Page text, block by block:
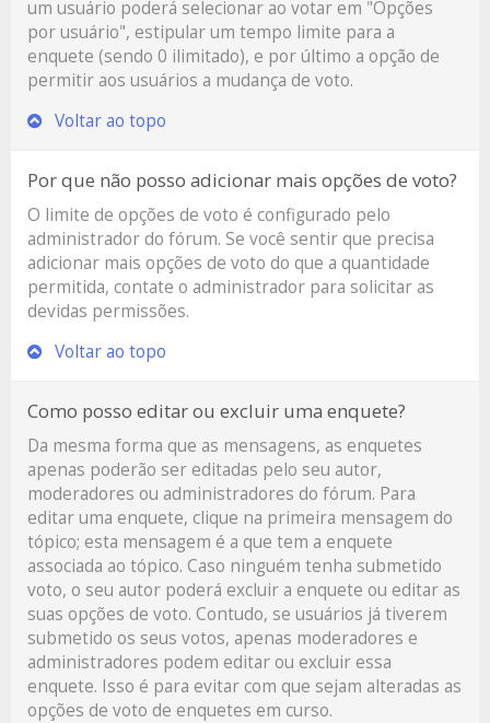
um usuário poderá selecionar ao votar em "Opções
por usuário", estipular um tempo limite para a
enquete (sendo 0 ilimitado), e por último a opção de
permitir aos usuários a mudança de voto.
Voltar ao topo
Por que não posso adicionar mais opções de voto?
O limite de opções de voto é configurado pelo
administrador do fórum. Se você sentir que precisa
adicionar mais opções de voto do que a quantidade
permitida, contate o administrador para solicitar as
devidas permissões.
Voltar ao topo
Como posso editar ou excluir uma enquete?
Da mesma forma que as mensagens, as enquetes
apenas poderão ser editadas pelo seu autor,
moderadores ou administradores do fórum. Para
editar uma enquete, clique na primeira mensagem do
tópico; esta mensagem é a que tem a enquete
associada ao tópico. Caso ninguém tenha submetido
voto, o seu autor poderá excluir a enquete ou editar as
suas opções de voto. Contudo, se usuários já tiverem
submetido os seus votos, apenas moderadores e
administradores podem editar ou excluir essa
enquete. Isso é para evitar com que sejam alteradas as
opções de voto de enquetes em curso.